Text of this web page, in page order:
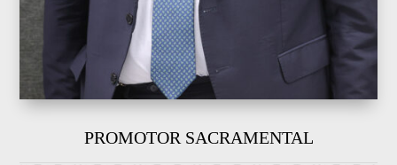
PROMOTOR SACRAMENTAL